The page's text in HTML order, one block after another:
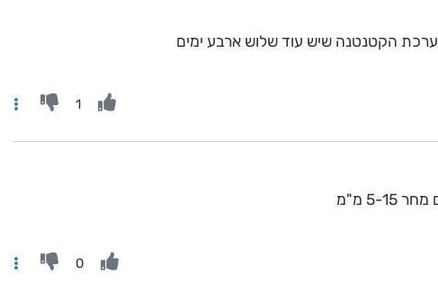
הקטנטנה שיש עוד שלוש ארבע ימים
1
מ"מ
0